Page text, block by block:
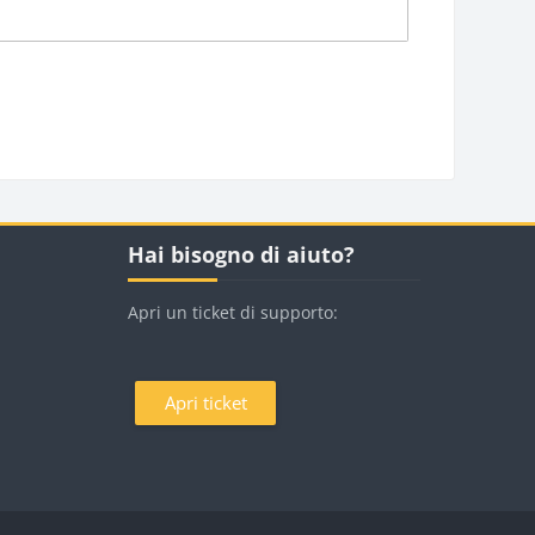
Blocchi
Hai bisogno di aiuto?
Apri un ticket di supporto:
Apri ticket